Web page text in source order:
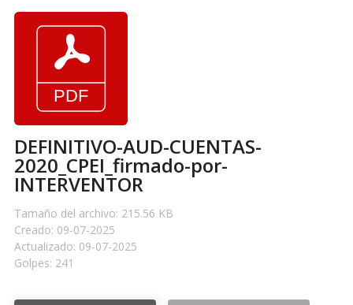
DEFINITIVO-AUD-CUENTAS-
2020_CPEI_firmado-por-
INTERVENTOR
Tamaño del archivo: 215.56 KB
Creado: 09-07-2025
Actualizado: 09-07-2025
Golpes: 241